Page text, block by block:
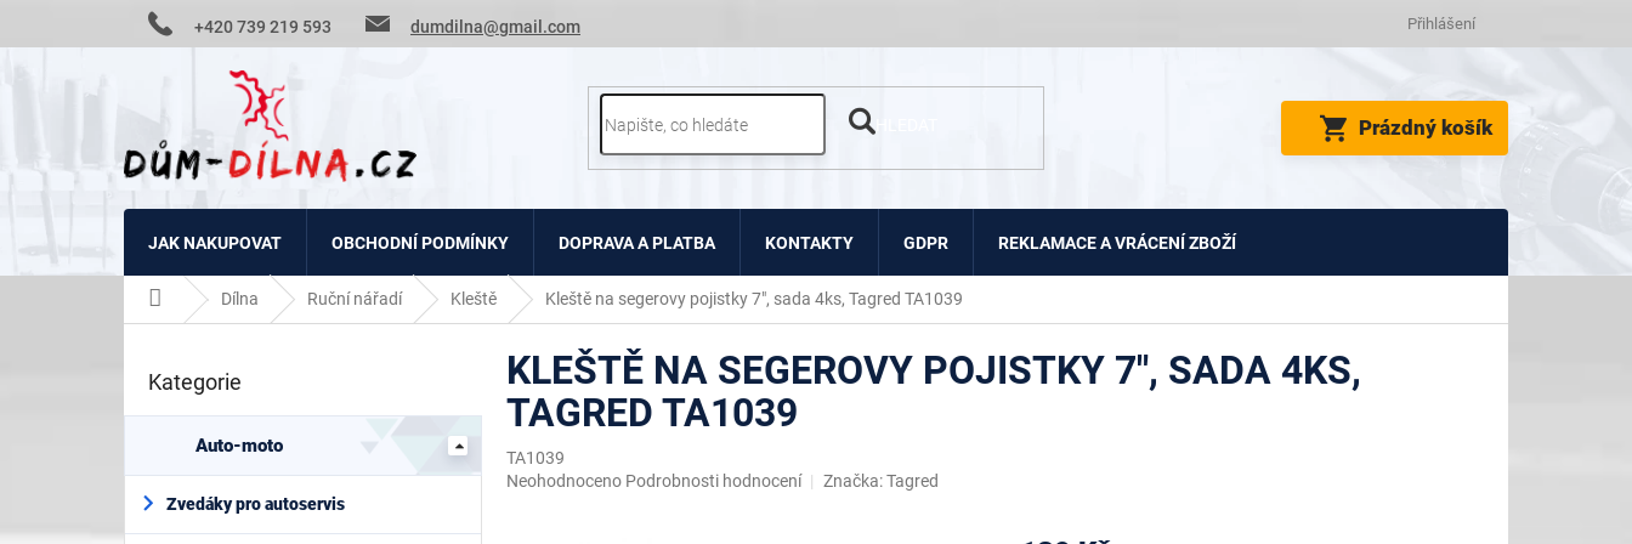
+420 739 219 593 dumdilna@gmail.com Přihlášení
NÁKUPNÍ
KOŠÍK
Prázdný košík
JAK NAKUPOVAT OBCHODNÍ PODMÍNKY DOPRAVA A PLATBA KONTAKTY GDPR REKLAMACE A VRÁCENÍ ZBOŽÍ
Domů Dílna Ruční nářadí Kleště Kleště na segerovy pojistky 7", sada 4ks, Tagred TA1039
t
a
Přeskočit
Kategorie
Auto-moto
Zvedáky pro autoservis
KLEŠTĚ NA SEGEROVY POJISTKY 7", SADA 4KS,
TAGRED TA1039
TA1039
Průměrné
Neohodnoceno Podrobnosti hodnocení Značka:Tagred